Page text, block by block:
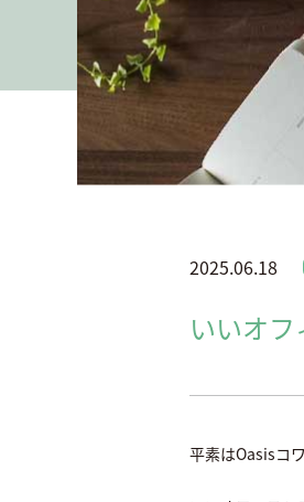
2025.06.18
いいオ
平素はOasisコ